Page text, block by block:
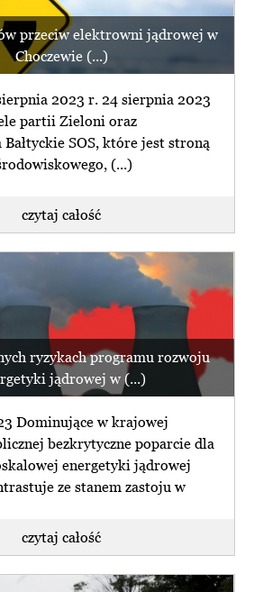
przeciw elektrowni jądrowej w
Choczewie (...)
2023 r. 24 sierpnia 2023
partii Zieloni oraz
Bałtyckie SOS, które jest stroną
(...)
czytaj całość
ryzykach programu rozwoju
jądrowej w (...)
Dominujące w krajowej
bezkrytyczne poparcie dla
energetyki jądrowej
ze stanem zastoju w
czytaj całość